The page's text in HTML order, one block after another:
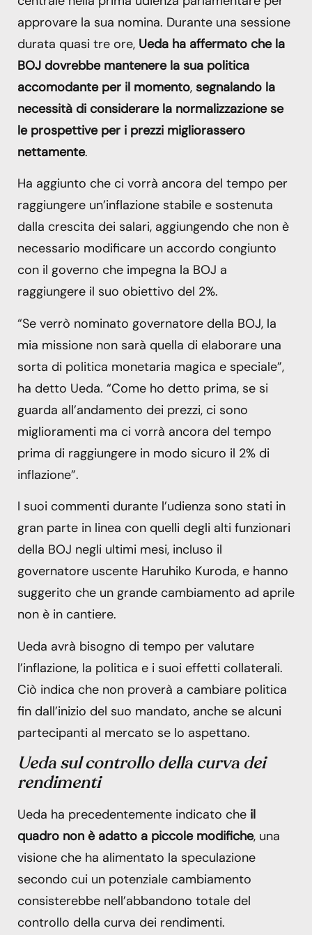
approvare la sua nomina. Durante una sessione
durata quasi tre ore, Ueda ha affermato che la
BOJ dovrebbe mantenere la sua politica
accomodante per il momento, segnalando la
necessità di considerare la normalizzazione se
le prospettive per i prezzi migliorassero
nettamente.
Ha aggiunto che ci vorrà ancora del tempo per
raggiungere un’inflazione stabile e sostenuta
dalla crescita dei salari, aggiungendo che non è
necessario modificare un accordo congiunto
con il governo che impegna la BOJ a
raggiungere il suo obiettivo del 2%.
“Se verrò nominato governatore della BOJ, la
mia missione non sarà quella di elaborare una
sorta di politica monetaria magica e speciale”,
ha detto Ueda. “Come ho detto prima, se si
guarda all’andamento dei prezzi, ci sono
miglioramenti ma ci vorrà ancora del tempo
prima di raggiungere in modo sicuro il 2% di
inflazione”.
I suoi commenti durante l’udienza sono stati in
gran parte in linea con quelli degli alti funzionari
della BOJ negli ultimi mesi, incluso il
governatore uscente Haruhiko Kuroda, e hanno
suggerito che un grande cambiamento ad aprile
non è in cantiere.
Ueda avrà bisogno di tempo per valutare
l’inflazione, la politica e i suoi effetti collaterali.
Ciò indica che non proverà a cambiare politica
fin dall’inizio del suo mandato, anche se alcuni
partecipanti al mercato se lo aspettano.
Ueda sul controllo della curva dei
rendimenti
Ueda ha precedentemente indicato che il
quadro non è adatto a piccole modifiche, una
visione che ha alimentato la speculazione
secondo cui un potenziale cambiamento
consisterebbe nell’abbandono totale del
controllo della curva dei rendimenti.